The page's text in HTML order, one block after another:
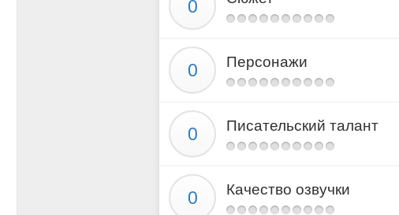
Персонажи
Писательский талант
Качество озвучки